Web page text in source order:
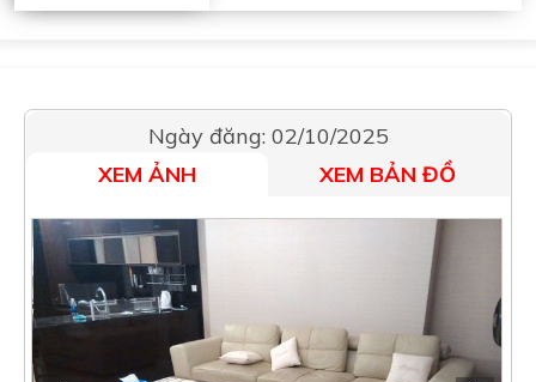
Ngày đăng: 02/10/2025
XEM ẢNH
XEM BẢN ĐỒ